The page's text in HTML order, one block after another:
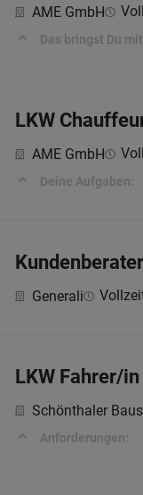
AME GmbH
Das bringst Du
LKW
AME GmbH
Deine Aufgaben:
Generali
LKW Fahrer/in
Schönthaler
Anforderungen: